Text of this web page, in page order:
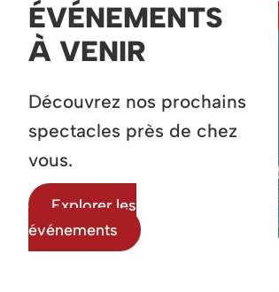
ÉVÉNEMENTS
À VENIR
Découvrez nos prochains
spectacles près de chez
vous.
Explorer les
événements